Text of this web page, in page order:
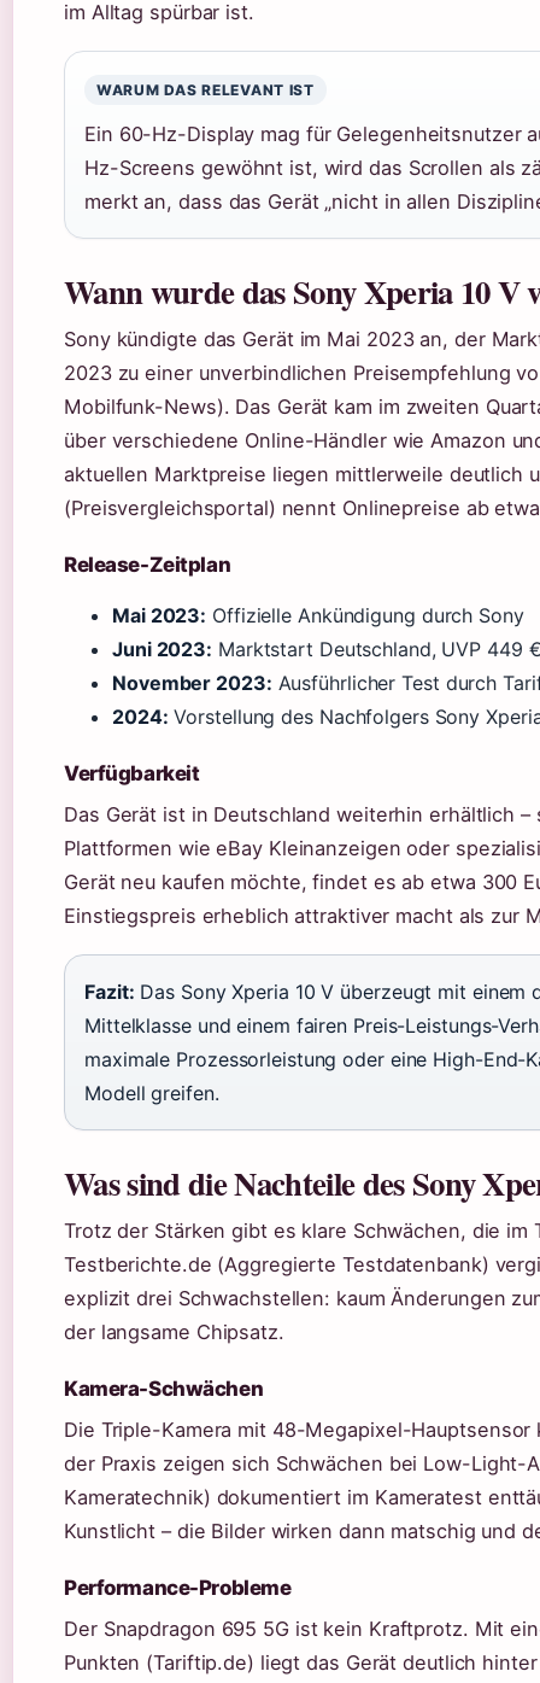
im Alltag spürbar ist.
WARUM DAS RELEVANT IST
Ein 60-Hz-Display mag für Gelegenheitsnutzer
Hz-Screens gewöhnt ist, wird das Scrollen als
merkt an, dass das Gerät „nicht in allen
Wann wurde das Sony Xperia 10 V
Sony kündigte das Gerät im Mai 2023 an, der
2023 zu einer unverbindlichen Preisempfehlung
Mobilfunk-News). Das Gerät kam im zweiten
über verschiedene Online-Händler wie Amazon
aktuellen Marktpreise liegen mittlerweile deutlich
(Preisvergleichsportal) nennt Onlinepreise ab
Release-Zeitplan
Mai 2023: Offizielle Ankündigung durch Sony
Juni 2023: Marktstart Deutschland, UVP 449
November 2023: Ausführlicher Test durch
2024: Vorstellung des Nachfolgers Sony
Verfügbarkeit
Das Gerät ist in Deutschland weiterhin erhältlich
Plattformen wie eBay Kleinanzeigen oder
Gerät neu kaufen möchte, findet es ab etwa 300
Einstiegspreis erheblich attraktiver macht als zur
Fazit: Das Sony Xperia 10 V überzeugt mit
Mittelklasse und einem fairen Preis-Leistungs-
maximale Prozessorleistung oder eine High-End-
Modell greifen.
Was sind die Nachteile des Sony
Trotz der Stärken gibt es klare Schwächen, die
Testberichte.de (Aggregierte Testdatenbank)
explizit drei Schwachstellen: kaum Änderungen
der langsame Chipsatz.
Kamera-Schwächen
Die Triple-Kamera mit 48-Megapixel-
der Praxis zeigen sich Schwächen bei Low-Light-
Kameratechnik) dokumentiert im Kameratest
Kunstlicht – die Bilder wirken dann matschig und
Performance-Probleme
Der Snapdragon 695 5G ist kein Kraftprotz. Mit
Punkten (Tariftip.de) liegt das Gerät deutlich